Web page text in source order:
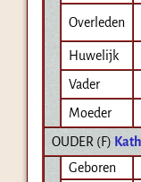
Overleden
Huwelijk
Vader
Moeder
OUDER (F)
Geboren